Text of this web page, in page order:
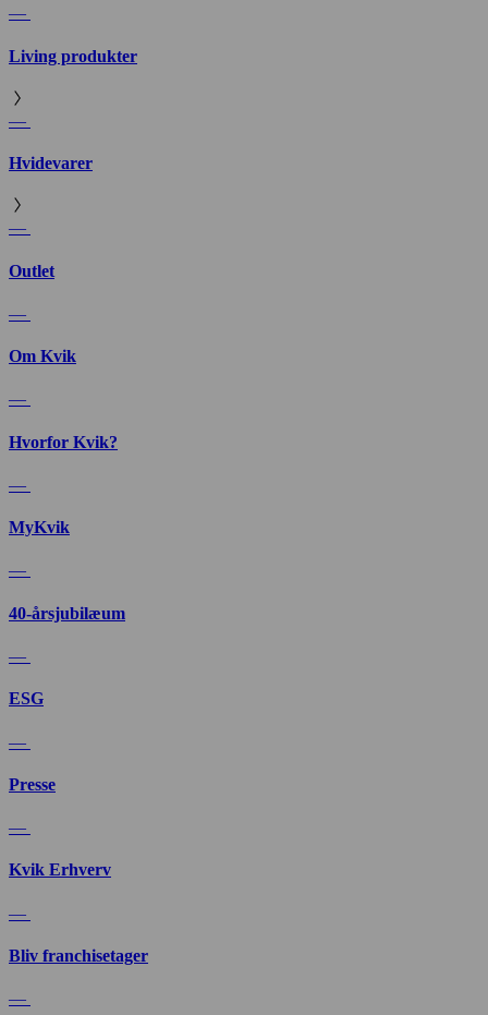
—
Living produkter
—
Hvidevarer
—
Outlet
—
Om Kvik
—
Hvorfor Kvik?
—
MyKvik
—
40-årsjubilæum
—
ESG
—
Presse
—
Kvik Erhverv
—
Bliv franchisetager
—